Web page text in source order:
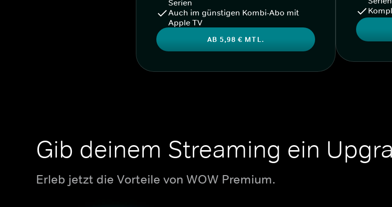
Serien
Auch im günstigen Kombi-Abo mit
Apple TV
AB 5,98 € MTL.
Gib deinem Streaming ein
Erleb jetzt die Vorteile von WOW Premium.